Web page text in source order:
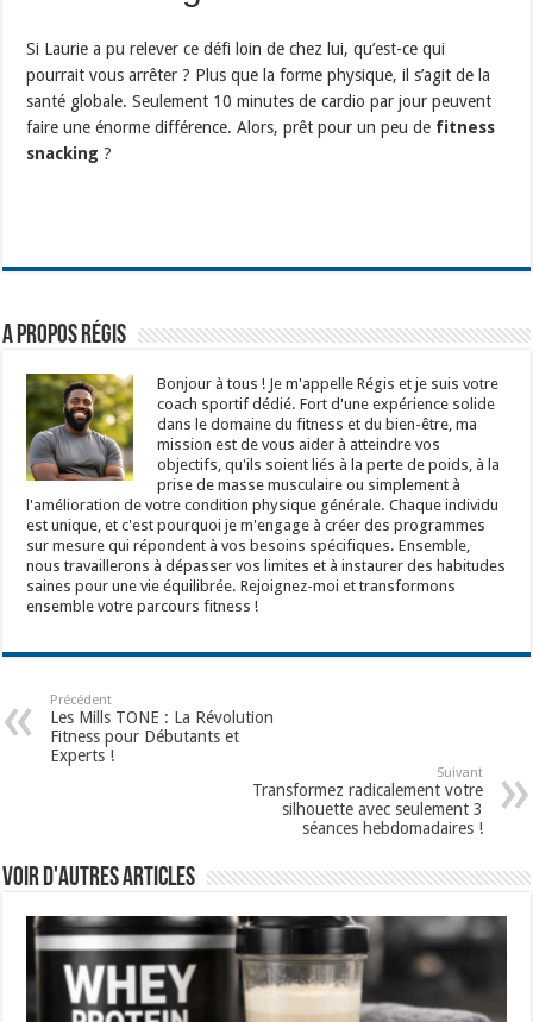
Si Laurie a pu relever ce défi loin de chez lui, qu’est-ce qui
pourrait vous arrêter ? Plus que la forme physique, il s’agit de la
santé globale. Seulement 10 minutes de cardio par jour peuvent
faire une énorme différence. Alors, prêt pour un peu de fitness
snacking ?
A propos Régis
Bonjour à tous ! Je m'appelle Régis et je suis votre
coach sportif dédié. Fort d'une expérience solide
dans le domaine du fitness et du bien-être, ma
mission est de vous aider à atteindre vos
objectifs, qu'ils soient liés à la perte de poids, à la
prise de masse musculaire ou simplement à
l'amélioration de votre condition physique générale. Chaque individu
est unique, et c'est pourquoi je m'engage à créer des programmes
sur mesure qui répondent à vos besoins spécifiques. Ensemble,
nous travaillerons à dépasser vos limites et à instaurer des habitudes
saines pour une vie équilibrée. Rejoignez-moi et transformons
ensemble votre parcours fitness !
Précédent
Les Mills TONE : La Révolution
Fitness pour Débutants et
Experts !
Suivant
Transformez radicalement votre
silhouette avec seulement 3
séances hebdomadaires !
Voir d'autres articles